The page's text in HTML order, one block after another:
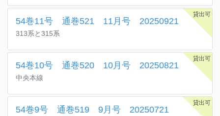
貸出可
54巻11号 通巻521 11月号 20250921
313系と315系
貸出可
54巻10号 通巻520 10月号 20250821
中央本線
貸出可
54巻9号 通巻519 9月号 20250721